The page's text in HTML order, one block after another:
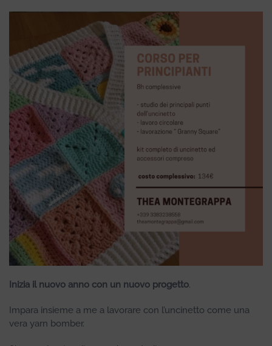
Inizia il nuovo anno con un nuovo progetto.
Impara insieme a me a lavorare con l’uncinetto come una
vera yarn bomber.